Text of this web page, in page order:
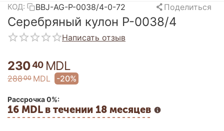
КОД: BBJ-AG-P-0038/4-0-72 Поделиться
Серебряный кулон P-0038/4
Написать отзыв
23040 MDL
28800 MDL -20%
Рассрочка 0%:
16 MDL в течении 18 месяцев